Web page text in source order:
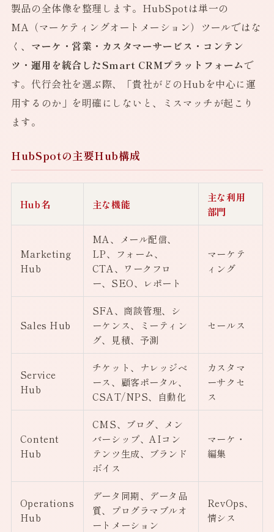
製品の全体像を整理します。HubSpotは単一の
MA（マーケティングオートメーション）ツールではな
く、 マーケ・営業・カスタマーサービス・コンテン
ツ・運用を統合したSmart CRMプラットフォームで
す。代行会社を選ぶ際、「貴社がどのHubを中心に運
用するのか」を明確にしないと、ミスマッチが起こり
ます。
HubSpotの主要Hub構成
Hub名 主な機能
主な利用
部門
Marketing
Hub
MA、メール配信、
LP、フォーム、
CTA、ワークフロ
ー、SEO、レポート
マーケテ
ィング
Sales Hub
SFA、商談管理、シ
ーケンス、ミーティン
グ、見積、予測
セールス
Service
Hub
チケット、ナレッジベ
ース、顧客ポータル、
CSAT/NPS、自動化
カスタマ
ーサクセ
ス
Content
Hub
CMS、ブログ、メン
バーシップ、AIコン
テンツ生成、ブランド
ボイス
マーケ・
編集
Operations
Hub
データ同期、データ品
質、プログラマブルオ
ートメーション
RevOps、
情シス